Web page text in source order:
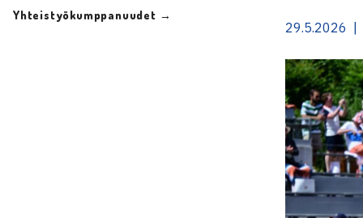
Yhteistyökumppanuudet →
29.5.2026